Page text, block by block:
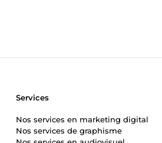
Services
Nos services en marketing digital
Nos services de graphisme